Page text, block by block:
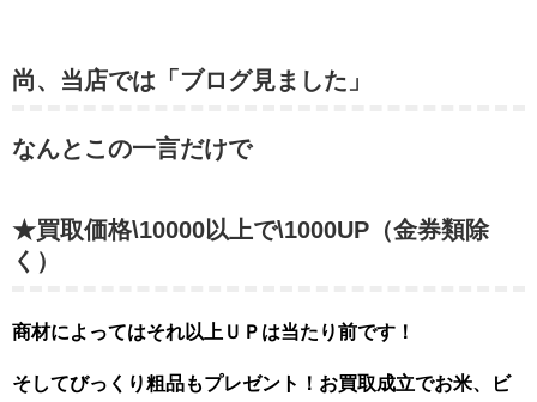
尚、当店では「ブログ見ました」
なんとこの一言だけで
★買取価格\10000以上で\1000UP（金券類除
く）
商材によってはそれ以上ＵＰは当たり前です！
そしてびっくり粗品もプレゼント！お買取成立でお米、ビ